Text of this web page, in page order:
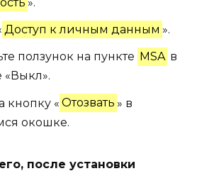
Доступ к личным данным ».
ползунок на пункте MSA в
« Выкл».
кнопку « Отозвать » в
окошке.
после установки